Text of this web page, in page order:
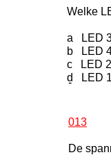
Welke
a LED
b LED
c LED 2
d LED 1
-
013
De